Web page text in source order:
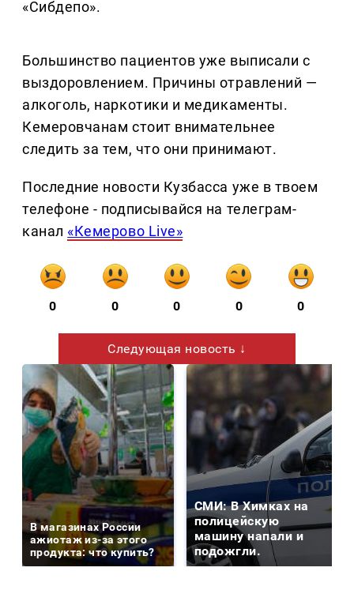
«Сибдепо».
Большинство пациентов уже выписали с
выздоровлением. Причины отравлений —
алкоголь, наркотики и медикаменты.
Кемеровчанам стоит внимательнее
следить за тем, что они принимают.
Последние новости Кузбасса уже в твоем
телефоне - подписывайся на телеграм-
канал «Кемерово Live»
0 0 0 0 0
Следующая новость ↓
В магазинах России
ажиотаж из-за этого
продукта: что купить?
СМИ: В Химках на
полицейскую
машину напали и
подожгли.